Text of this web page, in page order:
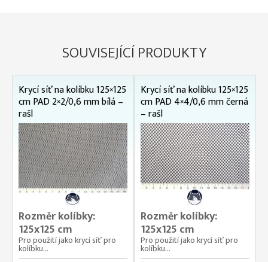
SOUVISEJÍCÍ PRODUKTY
Krycí síť na kolíbku 125×125
cm PAD 2×2/0,6 mm bílá –
rašl
Rozměr kolíbky:
125x125 cm
Pro použití jako krycí síť pro
kolíbku...
Krycí síť na kolíbku 125×125
cm PAD 4×4/0,6 mm černá
– rašl
Rozměr kolíbky:
125x125 cm
Pro použití jako krycí síť pro
kolíbku...